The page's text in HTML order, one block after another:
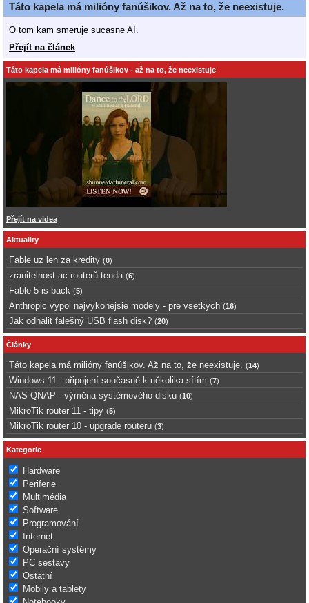
Táto kapela má milióny fanúšikov. Až na to, že neexistuje.
O tom kam smeruje sucasne AI.
Přejít na článek
Táto kapela má milióny fanúšikov - až na to, že neexistuje
Přejít na videa
Aktuality
Fable uz len za kredity (0)
zranitelnost ac routerů tenda (6)
Fable 5 is back (5)
Anthropic vypol najvykonejsie modely - pre vsetkych (16)
Jak odhalit falešný USB flash disk? (20)
Články
Táto kapela má milióny fanúšikov. Až na to, že neexistuje. (14)
Windows 11 - připojení současně k několika sítím (7)
NAS QNAP - výměna systémového disku (10)
MikroTik router 11 - tipy (5)
MikroTik router 10 - upgrade routeru (3)
Kategorie
Hardware
Periferie
Multimédia
Software
Programování
Internet
Operační systémy
PC sestavy
Ostatní
Mobily a tablety